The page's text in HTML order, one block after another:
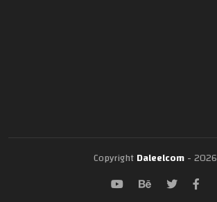
CopyrightDaleelcom- 2026